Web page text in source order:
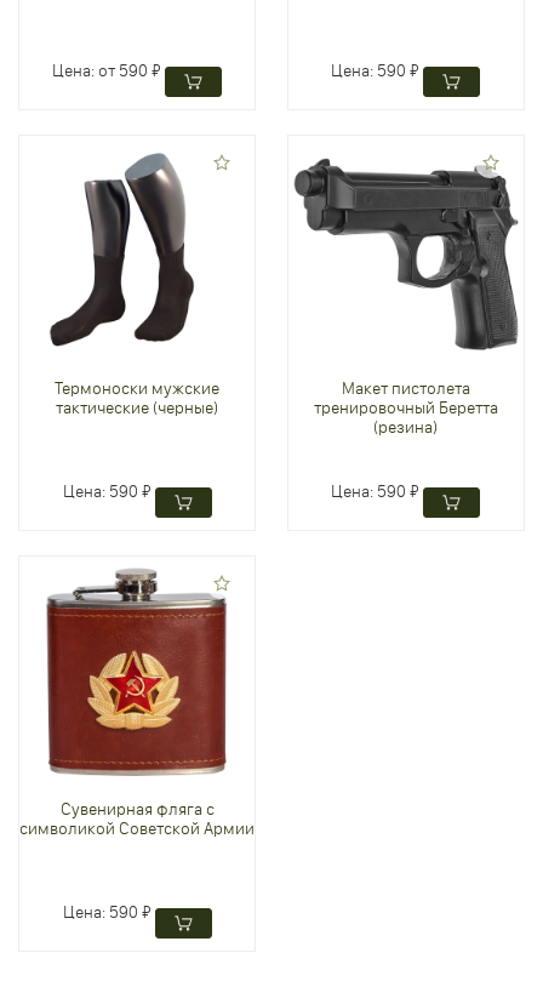
Цена:от 590 ₽ Цена: 590 ₽
Термоноски мужские
тактические (черные)
Цена: 590 ₽
Макет пистолета
тренировочный Беретта
(резина)
Цена: 590 ₽
Сувенирная фляга с
символикой Советской Армии
Цена: 590 ₽